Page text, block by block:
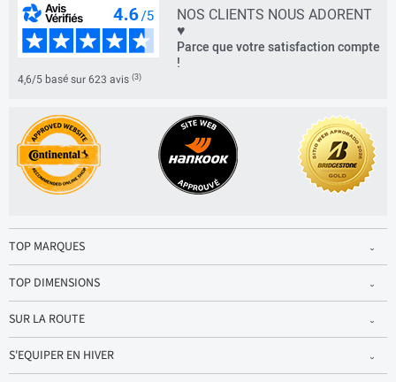
NOS CLIENTS NOUS ADORENT
♥
Parce que votre satisfaction compte
!
4,6/5 basé sur 623 avis (3)
TOP MARQUES
TOP DIMENSIONS
SUR LA ROUTE
S'EQUIPER EN HIVER